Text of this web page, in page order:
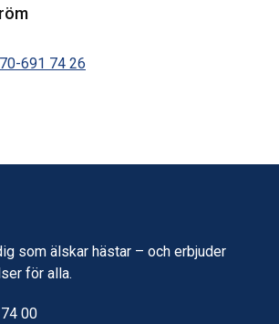
691 74 26
som älskar hästar – och erbjuder
för alla.
00